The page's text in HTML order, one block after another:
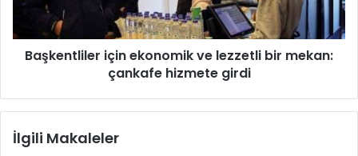
s
F
r
i
Başkentliler için ekonomik ve lezzetli bir mekan:
çankafe hizmete girdi
İlgili Makaleler